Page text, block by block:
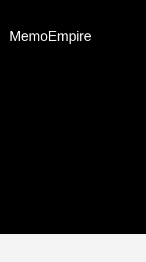
MemoEmpire